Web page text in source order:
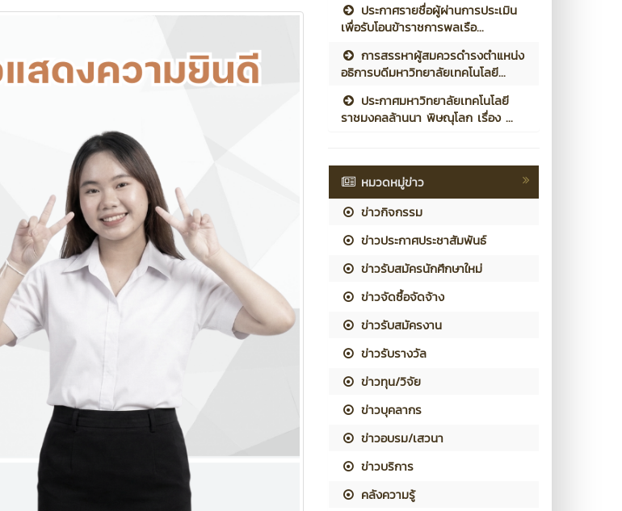
ประกาศรายชื่อผู้ผ่านการประเมิน
เพื่อรับโอนข้าราชการพลเรือ...
การสรรหาผู้สมควรดำรงตำแหน่ง
อธิการบดีมหาวิทยาลัยเทคโนโลยี...
ประกาศมหาวิทยาลัยเทคโนโลยี
ราชมงคลล้านนา พิษณุโลก เรื่อง ...
หมวดหมู่ข่าว
ข่าวกิจกรรม
ข่าวประกาศประชาสัมพันธ์
ข่าวรับสมัครนักศึกษาใหม่
ข่าวจัดซื้อจัดจ้าง
ข่าวรับสมัครงาน
ข่าวรับรางวัล
ข่าวทุน/วิจัย
ข่าวบุคลากร
ข่าวอบรม/เสวนา
ข่าวบริการ
คลังความรู้